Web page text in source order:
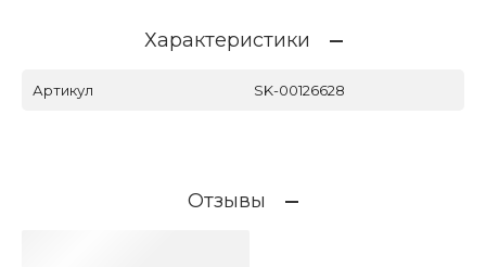
Характеристики
Артикул SK-00126628
Отзывы